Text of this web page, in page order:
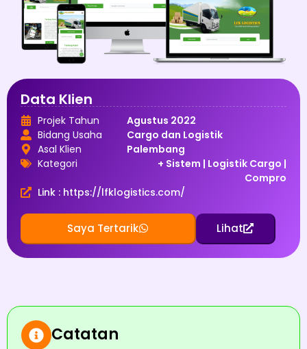
Data Klien
Projek Tahun
Agustus 2022
Bidang Usaha
Cargo dan Logistik
Asal Klien
Palembang
Kategori
+ Sistem | Logistik Cargo |
Compro
Link : https://lfklogistics.com/
Saya Tertarik Lihat
Catatan